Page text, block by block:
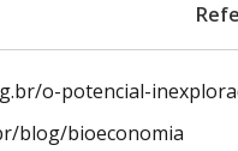
o-potencial-
blog/bioeconomia